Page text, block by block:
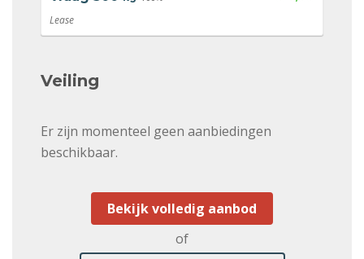
Lease
Veiling
Er zijn momenteel geen aanbiedingen
beschikbaar.
Bekijk volledig aanbod
of